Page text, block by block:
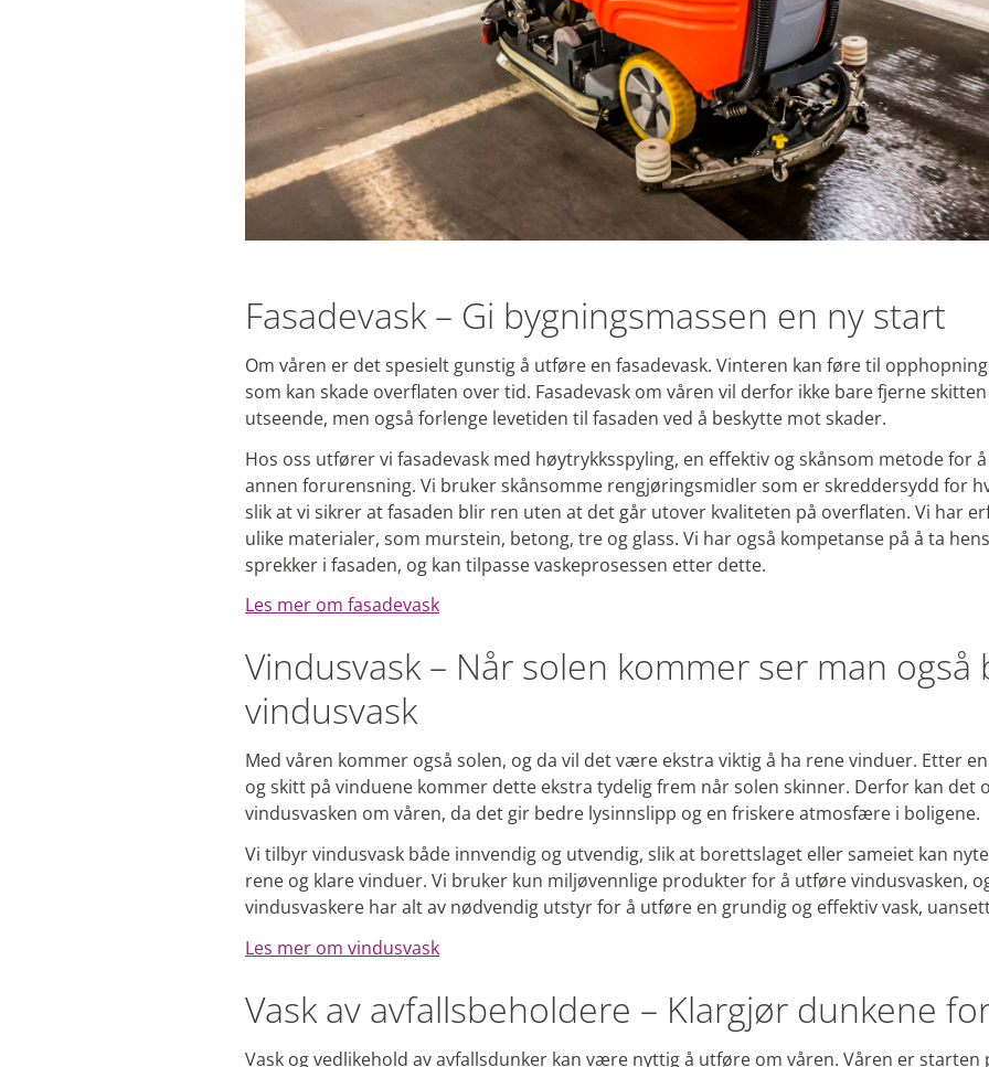
Fasadevask – Gi bygningsmassen en ny start
Om våren er det spesielt gunstig å utføre en fasadevask. Vinteren kan føre til
som kan skade overflaten over tid. Fasadevask om våren vil derfor ikke bare fjerne
utseende, men også forlenge levetiden til fasaden ved å beskytte mot skader.
Hos oss utfører vi fasadevask med høytrykksspyling, en effektiv og skånsom metode for
annen forurensning. Vi bruker skånsomme rengjøringsmidler som er skreddersydd for
slik at vi sikrer at fasaden blir ren uten at det går utover kvaliteten på overflaten. Vi har
ulike materialer, som murstein, betong, tre og glass. Vi har også kompetanse på å ta
sprekker i fasaden, og kan tilpasse vaskeprosessen etter dette.
Les mer om fasadevask
Vindusvask – Når solen kommer ser man
vindusvask
Med våren kommer også solen, og da vil det være ekstra viktig å ha rene vinduer. Etter
og skitt på vinduene kommer dette ekstra tydelig frem når solen skinner. Derfor kan det
vindusvasken om våren, da det gir bedre lysinnslipp og en friskere atmosfære i boligene.
Vi tilbyr vindusvask både innvendig og utvendig, slik at borettslaget eller sameiet kan
rene og klare vinduer. Vi bruker kun miljøvennlige produkter for å utføre vindusvasken,
vindusvaskere har alt av nødvendig utstyr for å utføre en grundig og effektiv vask,
Les mer om vindusvask
Vask av avfallsbeholdere – Klargjør dunkene
Vask og vedlikehold av avfallsdunker kan være nyttig å utføre om våren. Våren er starten